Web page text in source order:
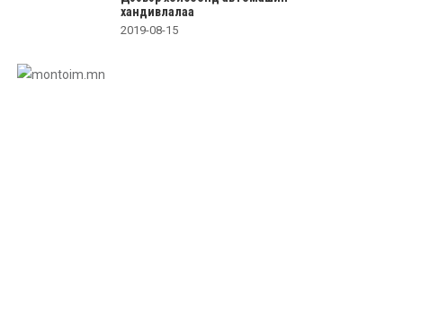
хандивлалаа
2019-08-15